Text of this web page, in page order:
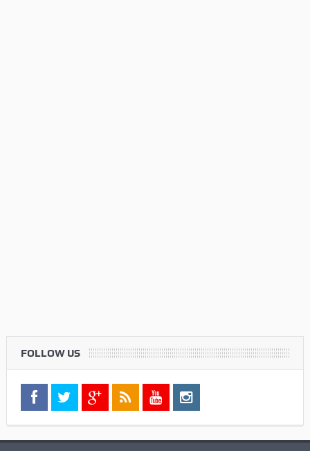
FOLLOW US